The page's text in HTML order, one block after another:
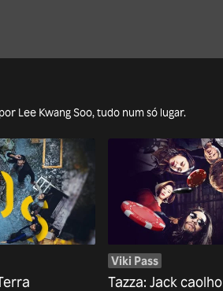
Lee Kwang Soo, tudo num só lugar.
Viki Pass
Tazza: Jack caolho